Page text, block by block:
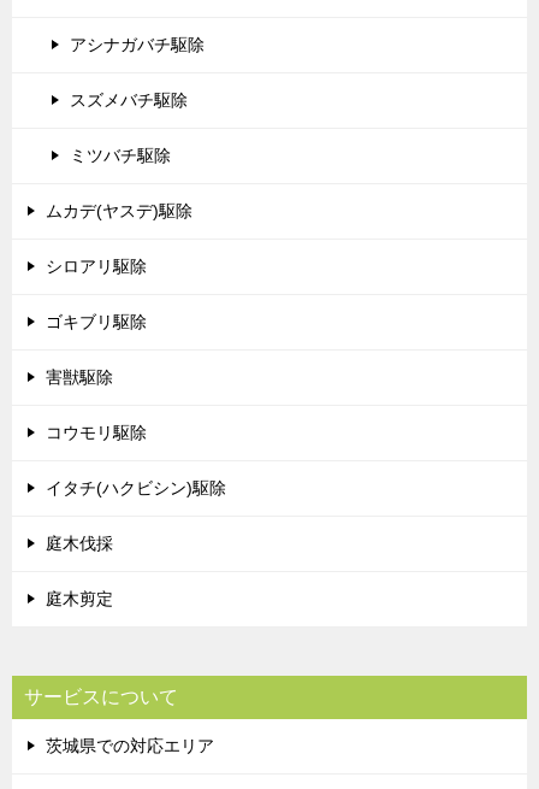
アシナガバチ駆除
スズメバチ駆除
ミツバチ駆除
ムカデ(ヤスデ)駆除
シロアリ駆除
ゴキブリ駆除
害獣駆除
コウモリ駆除
イタチ(ハクビシン)駆除
庭木伐採
庭木剪定
サービスについて
茨城県での対応エリア